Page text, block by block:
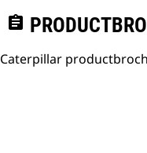
assignment
Caterpillar